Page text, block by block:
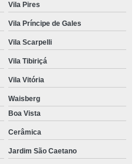
Vila Pires
Vila Príncipe de Gales
Vila Scarpelli
Vila Tibiriçá
Vila Vitória
Waisberg
Boa Vista
Cerâmica
Jardim São Caetano